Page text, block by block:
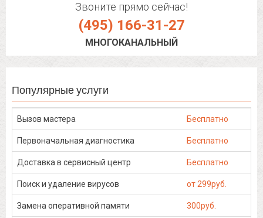
Звоните прямо сейчас!
(495) 166-31-27
МНОГОКАНАЛЬНЫЙ
Популярные услуги
Вызов мастера Бесплатно
Первоначальная диагностика Бесплатно
Доставка в сервисный центр Бесплатно
Поиск и удаление вирусов от 299руб.
Замена оперативной памяти 300руб.